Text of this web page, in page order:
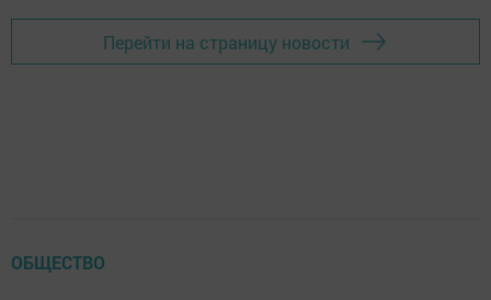
Перейти на страницу новости
ОБЩЕСТВО